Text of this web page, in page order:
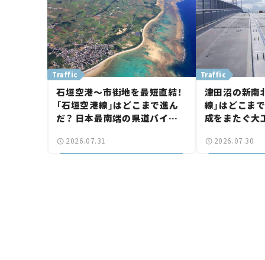
Traffic
石垣空港～市街地を最短直結！
「石垣空港線」はどこまで進ん
だ？ 日本最南端の県道バイパ
気になる道路計画】
2026.07.31
Traffic
津田沼の新南
線」はどこま
成をまたぐ大
結【いま気に
2026.07.30